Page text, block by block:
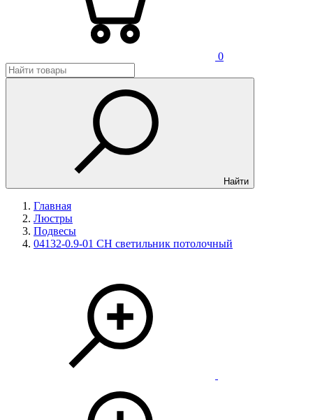
0
Найти
Главная
Люстры
Подвесы
04132-0.9-01 CH светильник потолочный